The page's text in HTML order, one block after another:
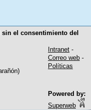
el consentimiento del
Intranet -
Correo web -
Políticas
Powered by:
Superweb